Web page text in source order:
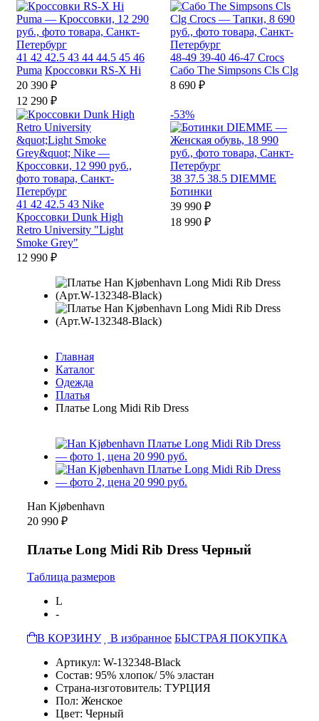
41 42 42.5 43 44 44.5 45 46
Puma Кроссовки RS-X Hi
20 390 ₽
12 290 ₽
48-49 39-40 46-47 Crocs
Сабо The Simpsons Cls Clg
8 690 ₽
41 42 42.5 43 Nike
Кроссовки Dunk High
Retro University "Light
Smoke Grey"
12 990 ₽
-53%
38 37.5 38.5 DIEMME
Ботинки
39 990 ₽
18 990 ₽
Главная
Каталог
Одежда
Платья
Платье Long Midi Rib Dress
Han Kjøbenhavn
20 990 ₽
Платье Long Midi Rib Dress Черный
Таблица размеров
L
-
В КОРЗИНУ
В избранное БЫСТРАЯ ПОКУПКА
Артикул: W-132348-Black
Состав: 95% хлопок/ 5% эластан
Страна-изготовитель: ТУРЦИЯ
Пол: Женское
Цвет: Черный